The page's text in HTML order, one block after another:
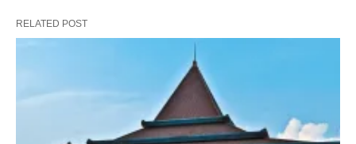
RELATED POST